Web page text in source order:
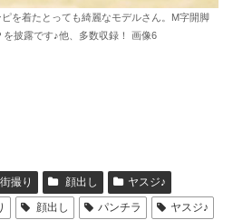
を着たとっても綺麗なモデルさん。M字開脚
披露です♪他、多数収録！ 画像6
街撮り 顔出し
ヤスジ♪
顔出し パンチラ
ヤスジ♪